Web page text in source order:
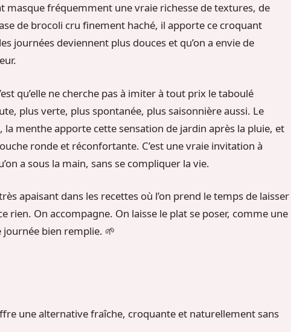
masque fréquemment une vraie richesse de textures, de
de brocoli cru finement haché, il apporte ce croquant
journées deviennent plus douces et qu’on a envie de
qu’elle ne cherche pas à imiter à tout prix le taboulé
plus verte, plus spontanée, plus saisonnière aussi. Le
la menthe apporte cette sensation de jardin après la pluie, et
ronde et réconfortante. C’est une vraie invitation à
a sous la main, sans se compliquer la vie.
apaisant dans les recettes où l’on prend le temps de laisser
rien. On accompagne. On laisse le plat se poser, comme une
bien remplie. 🌱
une alternative fraîche, croquante et naturellement sans